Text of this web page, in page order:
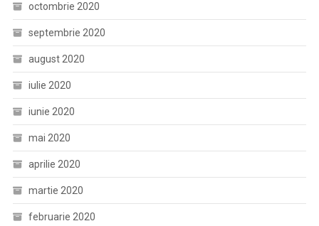
octombrie 2020
septembrie 2020
august 2020
iulie 2020
iunie 2020
mai 2020
aprilie 2020
martie 2020
februarie 2020